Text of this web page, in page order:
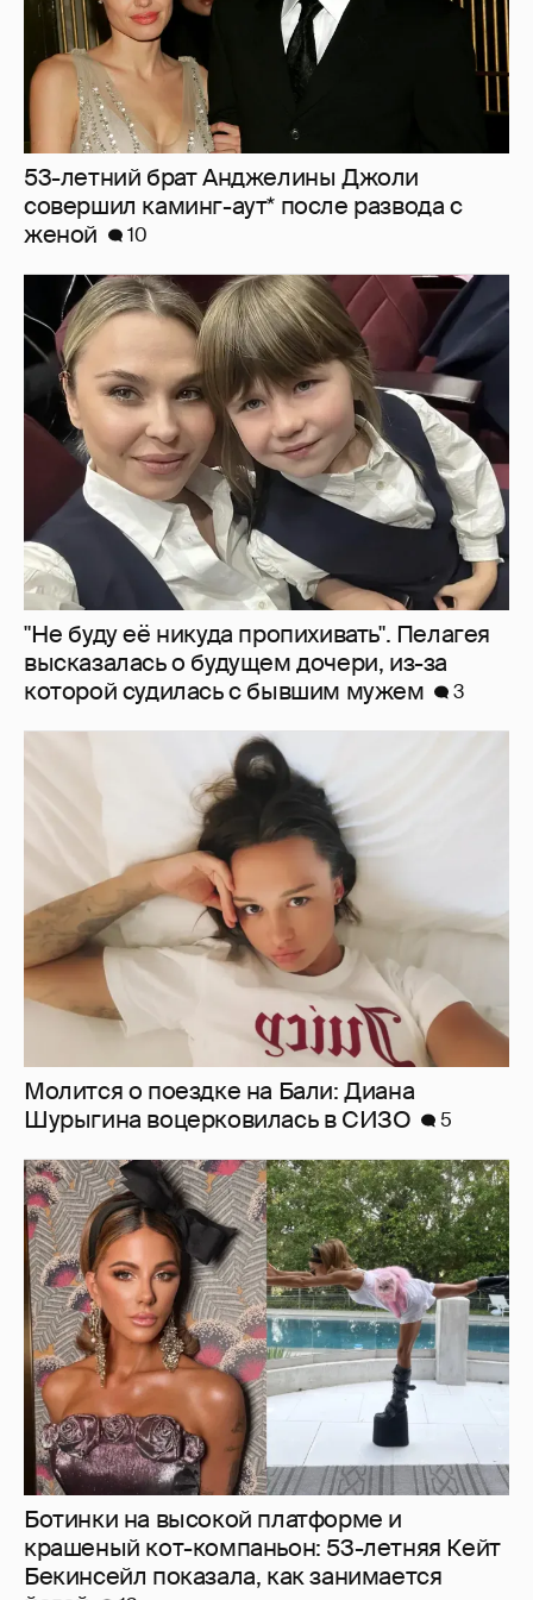
"Не буду её никуда пропихивать". Пелагея
высказалась о будущем дочери, из-за
которой судилась с бывшим мужем
3
Молится о поездке на Бали: Диана
Шурыгина воцерковилась в СИЗО
Ботинки на высокой платформе и
крашеный кот-компаньон: 53-летняя Кейт
Бекинсейл показала, как занимается
йогой
13